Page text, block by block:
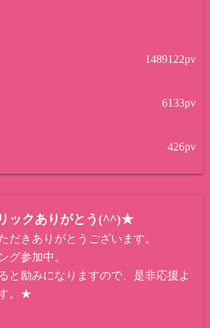
1489122pv
6133pv
426pv
ックありがとう(^^)★
だきありがとうございます。
グ参加中。
と励みになりますので、是非応援よ
。★